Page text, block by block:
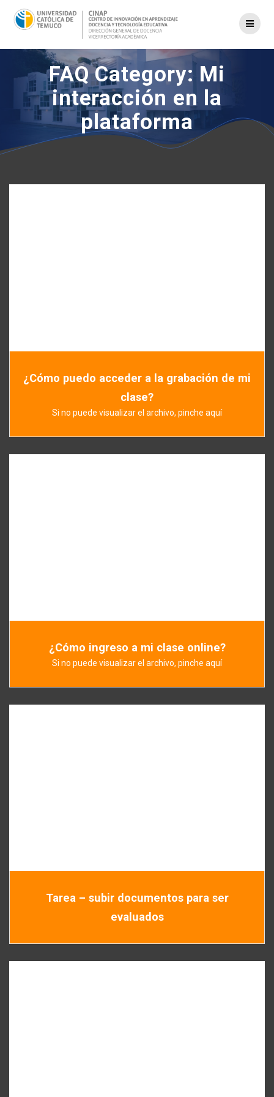
al
contenido
FAQ Category: Mi
interacción en la
plataforma
¿Cómo puedo acceder a la grabación de mi
clase?
Si no puede visualizar el archivo, pinche aquí
¿Cómo ingreso a mi clase online?
Si no puede visualizar el archivo, pinche aquí
Tarea – subir documentos para ser
evaluados